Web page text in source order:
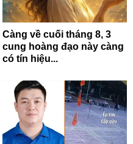
Càng về cuối tháng 8, 3
cung hoàng đạo này càng
có tín hiệu...